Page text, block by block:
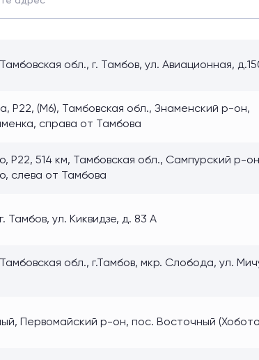
Тамбовская обл., г. Тамбов, ул. Авиационная,
Р22, (М6), Тамбовская обл., Знаменский р-он,
справа от Тамбова
Р22, 514 км, Тамбовская обл., Сампурский р-
слева от Тамбова
Тамбов, ул. Киквидзе, д. 83 А
Тамбовская обл., г.Тамбов, мкр. Слобода, ул.
Первомайский р-он, пос. Восточный